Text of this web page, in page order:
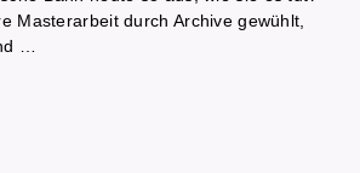
Masterarbeit durch Archive gewühlt,
…